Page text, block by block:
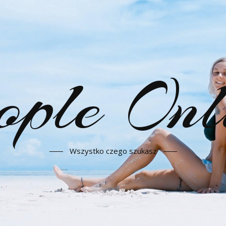
Wszystko czego szukasz